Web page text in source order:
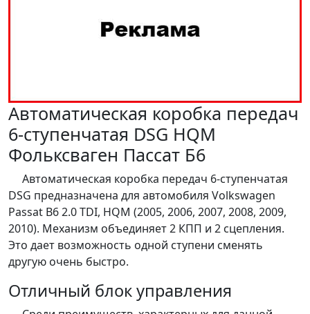
Автоматическая коробка передач
6-ступенчатая DSG HQM
Фольксваген Пассат Б6
Автоматическая коробка передач 6-ступенчатая
DSG предназначена для автомобиля Volkswagen
Passat B6 2.0 TDI, HQM (2005, 2006, 2007, 2008, 2009,
2010). Механизм объединяет 2 КПП и 2 сцепления.
Это дает возможность одной ступени сменять
другую очень быстро.
Отличный блок управления